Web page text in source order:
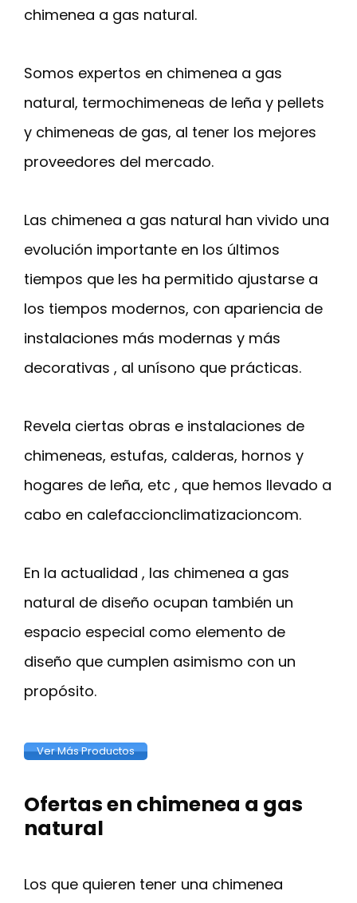
chimenea a gas natural.
Somos expertos en chimenea a gas
natural, termochimeneas de leña y pellets
y chimeneas de gas, al tener los mejores
proveedores del mercado.
Las chimenea a gas natural han vivido una
evolución importante en los últimos
tiempos que les ha permitido ajustarse a
los tiempos modernos, con apariencia de
instalaciones más modernas y más
decorativas , al unísono que prácticas.
Revela ciertas obras e instalaciones de
chimeneas, estufas, calderas, hornos y
hogares de leña, etc , que hemos llevado a
cabo en calefaccionclimatizacioncom.
En la actualidad , las chimenea a gas
natural de diseño ocupan también un
espacio especial como elemento de
diseño que cumplen asimismo con un
propósito.
Ver Más Productos
Ofertas en chimenea a gas
natural
Los que quieren tener una chimenea